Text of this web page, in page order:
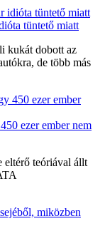
tüntető miatt
kukát dobott az
de több más
ezer ember nem
eltérő teóriával állt